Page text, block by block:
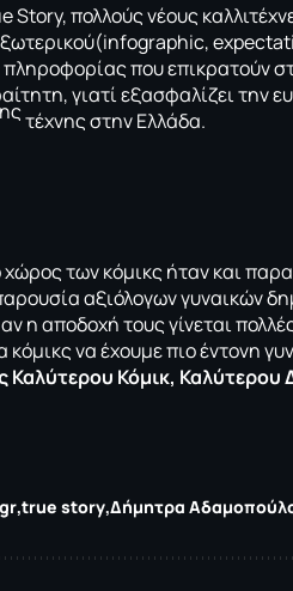
πολλούς νέους
που επικρατούν
γιατί εξασφαλίζει την
ηςτέχνης στην Ελλάδα.
χώρος των κόμικς ήταν και
αξιόλογων γυναικών
η αποδοχή τους γίνεται
να έχουμε πιο έντονη
Καλύτερου Κόμικ, Καλύτερου
true story Δήμητρα